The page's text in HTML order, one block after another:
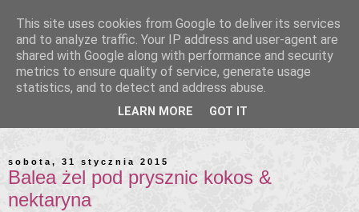
sobota, 31 stycznia 2015
Balea żel pod prysznic kokos &
nektaryna
This site uses cookies from Google to deliver its services
and to analyze traffic. Your IP address and user-agent are
shared with Google along with performance and security
metrics to ensure quality of service, generate usage
statistics, and to detect and address abuse.
LEARN MORE GOT IT